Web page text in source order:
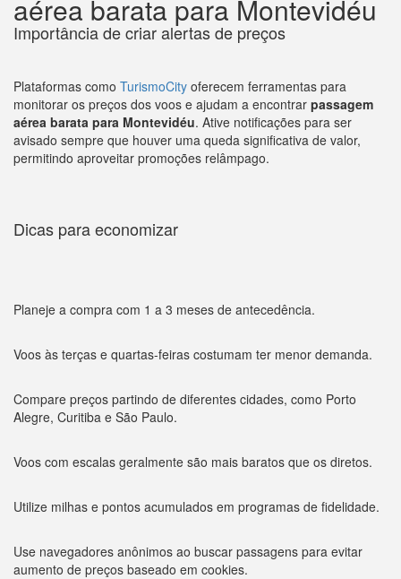
aérea barata para Montevidéu
Importância de criar alertas de preços
Plataformas como TurismoCity oferecem ferramentas para
monitorar os preços dos voos e ajudam a encontrar passagem
aérea barata para Montevidéu. Ative notificações para ser
avisado sempre que houver uma queda significativa de valor,
permitindo aproveitar promoções relâmpago.
Dicas para economizar
Planeje a compra com 1 a 3 meses de antecedência.
Voos às terças e quartas-feiras costumam ter menor demanda.
Compare preços partindo de diferentes cidades, como Porto
Alegre, Curitiba e São Paulo.
Voos com escalas geralmente são mais baratos que os diretos.
Utilize milhas e pontos acumulados em programas de fidelidade.
Use navegadores anônimos ao buscar passagens para evitar
aumento de preços baseado em cookies.